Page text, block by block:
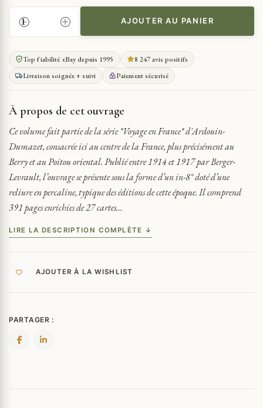
QUANTITÉ
DE
ARDOUIN-
DUMAZET
VOYAGE
EN
CENTRE
BERRY
ORIENTAL
1914-
1917
AJOUTER AU PANIER
Top fiabilité eBay depuis 1995
8 247 avis positifs
Livraison soignée + suivi
Paiement sécurisé
À propos de cet ouvrage
Ce volume fait partie de la série *Voyage en France* d'Ardouin-
Dumazet, consacrée ici au centre de la France, plus précisément au
Berry et au Poitou oriental. Publié entre 1914 et 1917 par Berger-
Levrault, l’ouvrage se présente sous la forme d’un in-8° doté d’une
reliure en percaline, typique des éditions de cette époque. Il comprend
391 pages enrichies de 27 cartes…
LIRE LA DESCRIPTION COMPLÈTE ↓
AJOUTER À LA WISHLIST
PARTAGER :